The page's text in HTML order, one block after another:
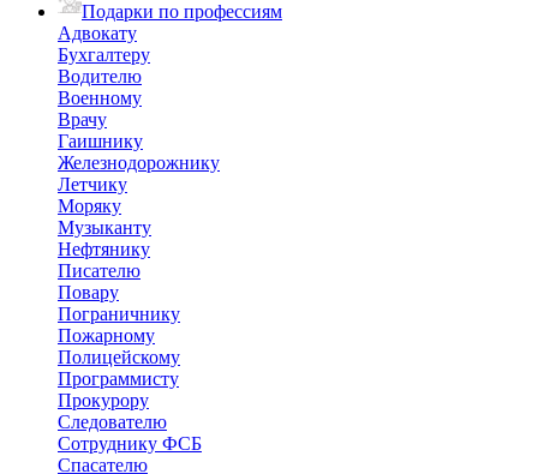
Подарки по профессиям
Адвокату
Бухгалтеру
Водителю
Военному
Врачу
Гаишнику
Железнодорожнику
Летчику
Моряку
Музыканту
Нефтянику
Писателю
Повару
Пограничнику
Пожарному
Полицейскому
Программисту
Прокурору
Следователю
Сотруднику ФСБ
Спасателю